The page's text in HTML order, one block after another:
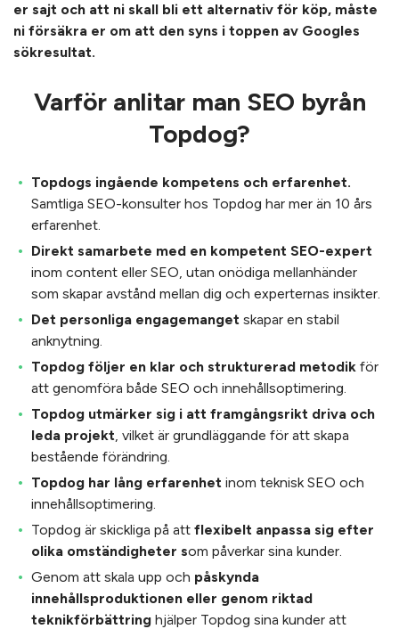
er sajt och att ni skall bli ett alternativ för köp, måste
ni försäkra er om att den syns i toppen av Googles
sökresultat.
Varför anlitar man SEO byrån
Topdog?
Topdogs ingående kompetens och erfarenhet.
Samtliga SEO-konsulter hos Topdog har mer än 10 års
erfarenhet.
Direkt samarbete med en kompetent SEO-expert
inom content eller SEO, utan onödiga mellanhänder
som skapar avstånd mellan dig och experternas insikter.
Det personliga engagemanget skapar en stabil
anknytning.
Topdog följer en klar och strukturerad metodik för
att genomföra både SEO och innehållsoptimering.
Topdog utmärker sig i att framgångsrikt driva och
leda projekt, vilket är grundläggande för att skapa
bestående förändring.
Topdog har lång erfarenhet inom teknisk SEO och
innehållsoptimering.
Topdog är skickliga på att flexibelt anpassa sig efter
olika omständigheter som påverkar sina kunder.
Genom att skala upp och påskynda
innehållsproduktionen eller genom riktad
teknikförbättring hjälper Topdog sina kunder att